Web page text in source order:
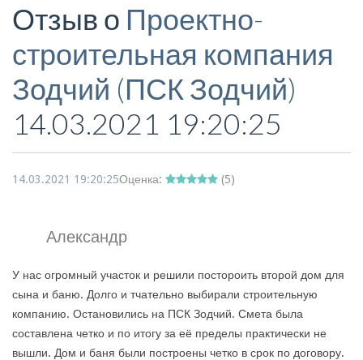
Красота Здоровье Остальное
Отзыв о Проектно-
строительная компания
Зодчий (ПСК Зодчий)
14.03.2021 19:20:25
14.03.2021 19:20:25Оценка: (5)
Александр
У нас огромный участок и решили постороить второй дом для
сына и баню. Долго и тчательно выбирали строительную
компанию. Остановились на ПСК Зодчий. Смета была
составлена четко и по итогу за её пределы практически не
вышли. Дом и баня были построены четко в срок по договору.